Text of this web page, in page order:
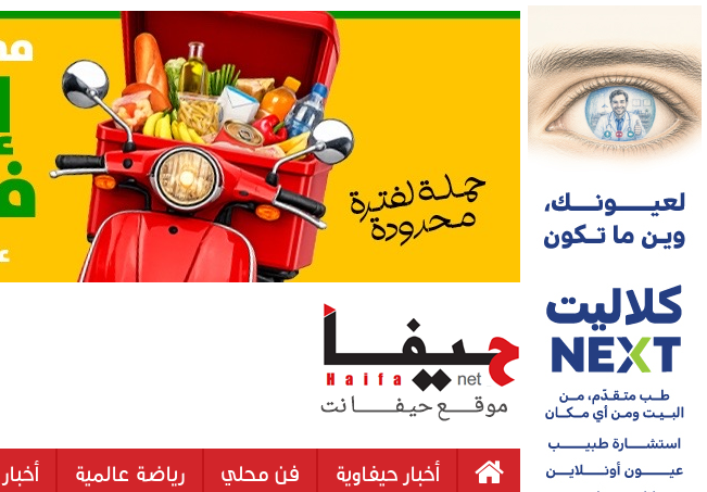
أخبار حيفاوية فن محلي رياضة عالمية